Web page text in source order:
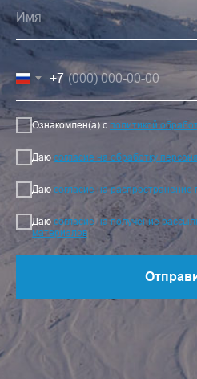
+7
Ознакомлен(а) с политикой
Даю согласие на обработку
Даю согласие на
Даю согласие на получение
материалов